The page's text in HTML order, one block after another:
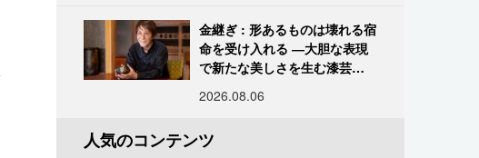
金継ぎ : 形あるものは壊れる宿
命を受け入れる ―大胆な表現
で新たな美しさを生む漆芸修
2026.08.06
人気のコンテンツ